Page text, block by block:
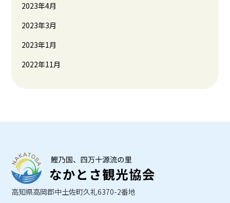
2023年4月
2023年3月
2023年1月
2022年11月
高知県高岡郡中土佐町久礼6370-2番地